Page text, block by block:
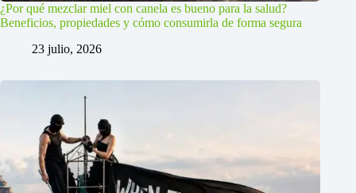
¿Por qué mezclar miel con canela es bueno para la salud?
Beneficios, propiedades y cómo consumirla de forma segura
23 julio, 2026